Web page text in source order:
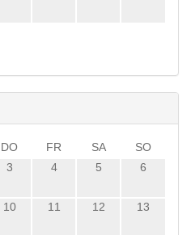
DO FR SA
SO
3 4 5 6
10 11 12 13